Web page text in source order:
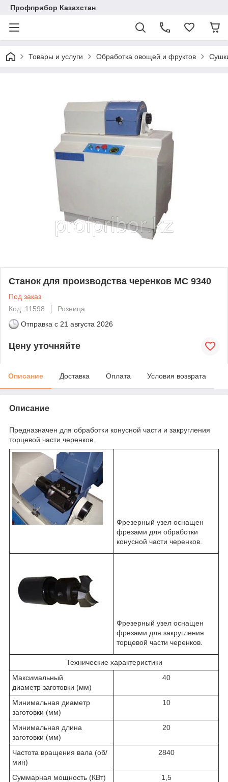
Профприбор Казахстан
Товары и услуги Обработка овощей и фруктов
Станок для производства черенков MC 9340
Под заказ
Код: 11598
Розница
Отправка с 21 августа 2026
Цену уточняйте
Описание Доставка Оплата Условия возврата
Описание
Предназначен для обработки конусной части и закругления
торцевой части черенков.
Фрезерный узел оснащен
фрезами для обработки
конусной части черенков.
Фрезерный узел оснащен
фрезами для закругления
торцевой части черенков.
Технические характеристики
Максимальный
диаметр заготовки (мм)
40
Минимальная диаметр
заготовки (мм)
10
Минимальная длина
заготовки (мм)
20
Частота вращения вала (об/
мин)
2840
Суммарная мощность (КВт)
1,5